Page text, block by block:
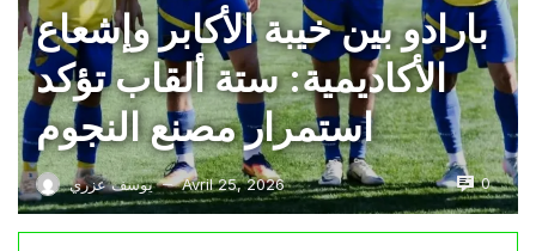
بارادو بين خيبة الأكابر وإشعاع
الأكاديمية: ستة ألقاب تؤكد
استمرار مصنع النجوم
يوسف عزري — Avril 25, 2026 0